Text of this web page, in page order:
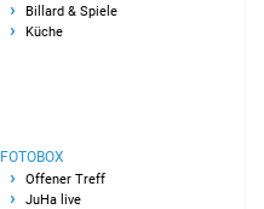
Billard & Spiele
Küche
FOTOBOX
Offener Treff
JuHa live